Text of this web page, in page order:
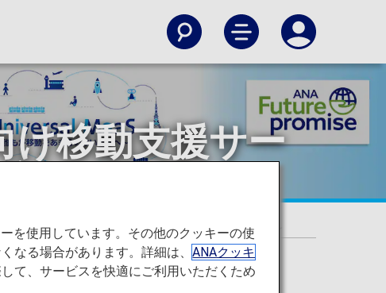
移動支援サー
けて～
ービス「一括サポート手配」の実現に向けて～
を使用しています。その他のクッキーの使
なる場合があります。詳細は、ANAクッキ
て、サービスを快適にご利用いただくため